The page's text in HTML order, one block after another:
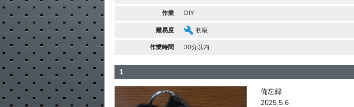
作業 DIY
難易度 初級
作業時間 30分以内
1
備忘録
2025.5.6